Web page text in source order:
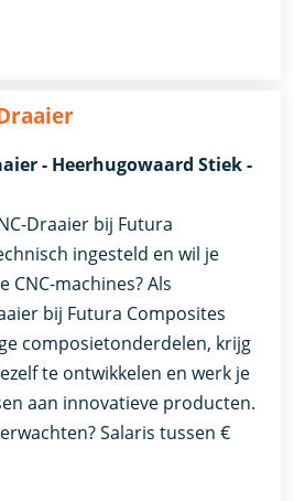
- Heerhugowaard Stiek -
Draaier bij Futura
ingesteld en wil je
machines? Als
bij Futura Composites
composietonderdelen, krijg
te ontwikkelen en werk je
aan innovatieve producten.
Salaris tussen €